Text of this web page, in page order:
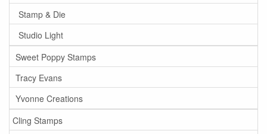
Stamp & Die
Studio Light
Sweet Poppy Stamps
Tracy Evans
Yvonne Creations
Cling Stamps